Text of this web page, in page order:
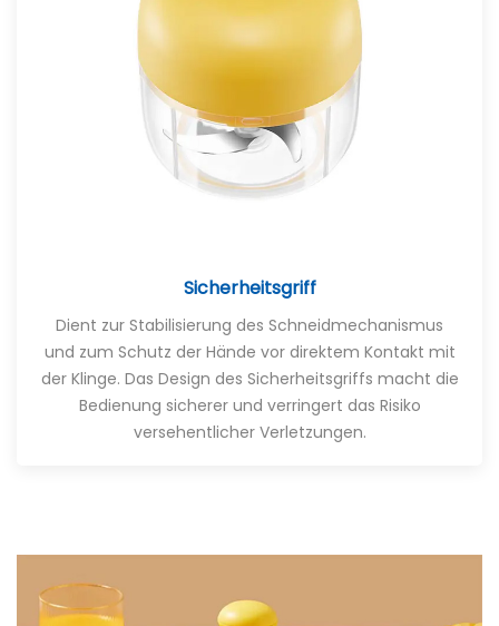
Sicherheitsgriff
Dient zur Stabilisierung des Schneidmechanismus
und zum Schutz der Hände vor direktem Kontakt mit
der Klinge. Das Design des Sicherheitsgriffs macht die
Bedienung sicherer und verringert das Risiko
versehentlicher Verletzungen.